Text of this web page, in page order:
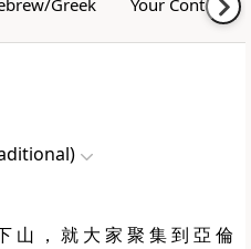
Greek Your Content
山 ， 就 大 家 聚 集 到 亞 倫